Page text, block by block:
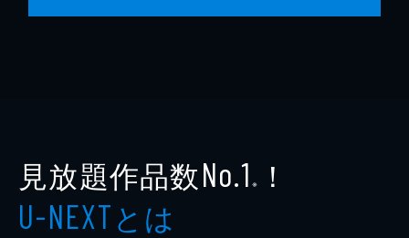
見放題作品数No.1 ※ ！
U-NEXTとは